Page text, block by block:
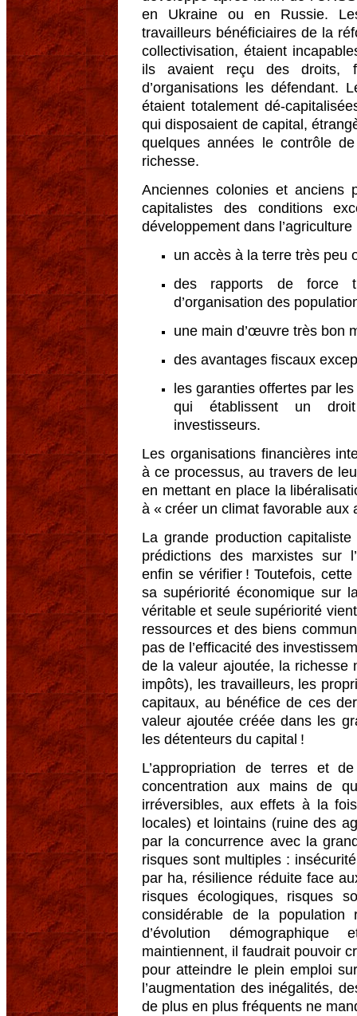
en Ukraine ou en Russie.
travailleurs bénéficiaires de la
collectivisation, étaient
ils avaient reçu des droits,
d’organisations les défendant.
étaient totalement dé-
qui disposaient de capital,
quelques années le contrôle
richesse.
Anciennes colonies et anciens
capitalistes des conditions
développement dans l’agriculture
un accès à la terre très peu
des rapports de force
d’organisation des
une main d’œuvre très bon
des avantages fiscaux
les garanties offertes par
qui établissent un
investisseurs.
Les organisations financières
à ce processus, au travers de
en mettant en place la
à « créer un climat favorable aux
La grande production
prédictions des marxistes sur
enfin se vérifier ! Toutefois,
sa supériorité économique sur
véritable et seule supériorité
ressources et des biens
pas de l’efficacité des
de la valeur ajoutée, la richesse
impôts), les travailleurs, les
capitaux, au bénéfice de ces
valeur ajoutée créée dans les
les détenteurs du capital !
L’appropriation de terres et
concentration aux mains de
irréversibles, aux effets à la
locales) et lointains (ruine des
par la concurrence avec la
risques sont multiples :
par ha, résilience réduite face
risques écologiques, risques
considérable de la population
d’évolution
maintiennent, il faudrait pouvoir
pour atteindre le plein emploi
l’augmentation des inégalités,
de plus en plus fréquents ne